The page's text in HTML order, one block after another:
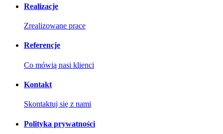
Realizacje
Zrealizowane prace
Referencje
Co mówią nasi klienci
Kontakt
Skontaktuj się z nami
Polityka prywatności